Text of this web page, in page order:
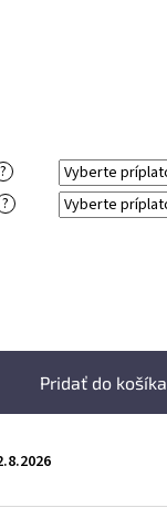
Pridať do košíka
?
?